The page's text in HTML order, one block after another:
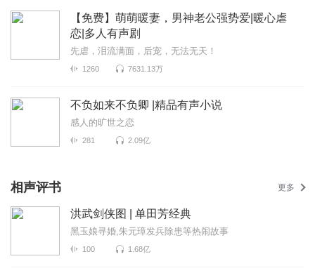
【免费】萌萌暖妻，男神老公强势爱|暖心虐
恋|多人有声剧
先虐，泪流满面，后宠，无法无天！
1260 7631.13万
不负如来不负卿 |精品有声小说
感人的旷世之恋
281 2.09亿
相声评书 更多
洪武剑侠图 | 单田芳经典
黑玉娘寻婚,朱元璋发兵除患等热闹故事
100 1.68亿